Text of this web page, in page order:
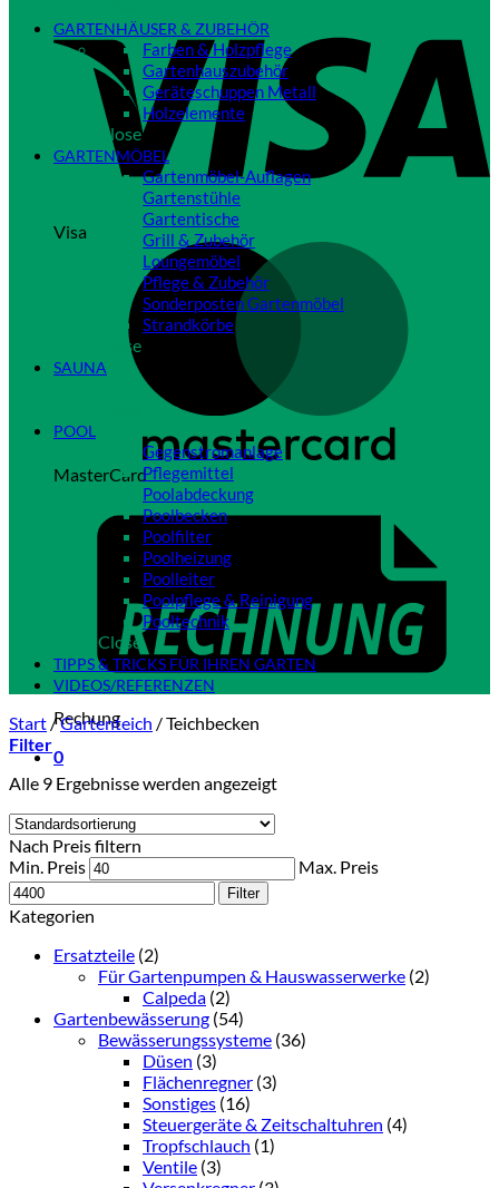
Visa
MasterCard
Rechung
0
GARTENHÄUSER & ZUBEHÖR
Farben & Holzpflege
Gartenhauszubehör
Geräteschuppen Metall
Holzelemente
Close
GARTENMÖBEL
Gartenmöbel-Auflagen
Gartenstühle
Gartentische
Grill & Zubehör
Loungemöbel
Pflege & Zubehör
Sonderposten Gartenmöbel
Strandkörbe
Close
SAUNA
POOL
Gegenstromanlage
Pflegemittel
Poolabdeckung
Poolbecken
Poolfilter
Poolheizung
Poolleiter
Poolpflege & Reinigung
Pooltechnik
Close
TIPPS & TRICKS FÜR IHREN GARTEN
VIDEOS/REFERENZEN
Start /Gartenteich /Teichbecken
Filter
Alle 9 Ergebnisse werden angezeigt
Nach Preis filtern
Min. Preis
Max. Preis
Filter
Kategorien
Ersatzteile (2)
Für Gartenpumpen & Hauswasserwerke (2)
Calpeda (2)
Gartenbewässerung (54)
Bewässerungssysteme (36)
Düsen (3)
Flächenregner (3)
Sonstiges (16)
Steuergeräte & Zeitschaltuhren (4)
Tropfschlauch (1)
Ventile (3)